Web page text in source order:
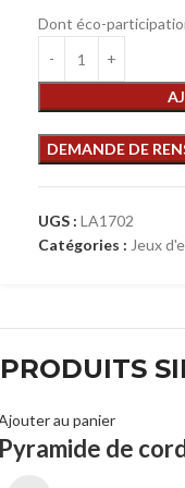
Dont éco-
UGS : LA1702
Catégories : Jeux
PRODUITS
au panier
de